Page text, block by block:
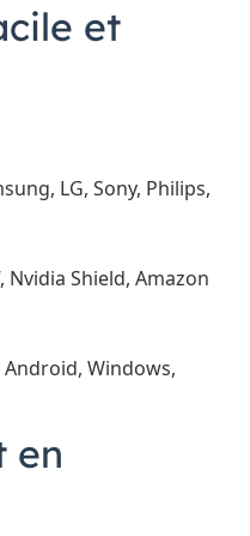
et
LG, Sony, Philips,
Nvidia Shield, Amazon
Android, Windows,
en